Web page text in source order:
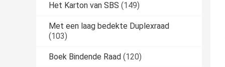
Het Karton van SBS (149)
Met een laag bedekte Duplexraad
(103)
Boek Bindende Raad (120)